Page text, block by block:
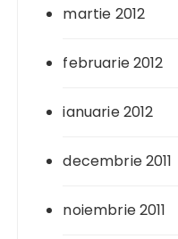
martie 2012
februarie 2012
ianuarie 2012
decembrie 2011
noiembrie 2011